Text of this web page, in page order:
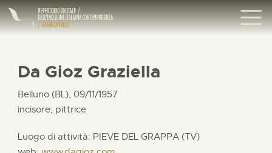
Da Gioz Graziella
Belluno (BL), 09/11/1957
incisore, pittrice
Luogo di attività: PIEVE DEL GRAPPA (TV)